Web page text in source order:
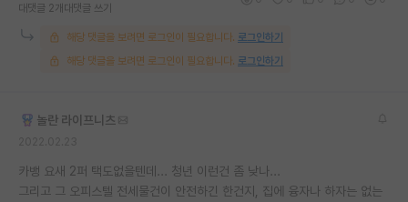
대댓글 2개 대댓글 쓰기
해당 댓글을 보려면 로그인이 필요합니다. 로그인하기
해당 댓글을 보려면 로그인이 필요합니다. 로그인하기
놀란 라이프니츠
카뱅 요새 2퍼 택도없을텐데... 청년 이런건 좀 낮나...
그리고 그 오피스텔 전세물건이 안전하긴 한건지, 집에 융자나 하자는 없는